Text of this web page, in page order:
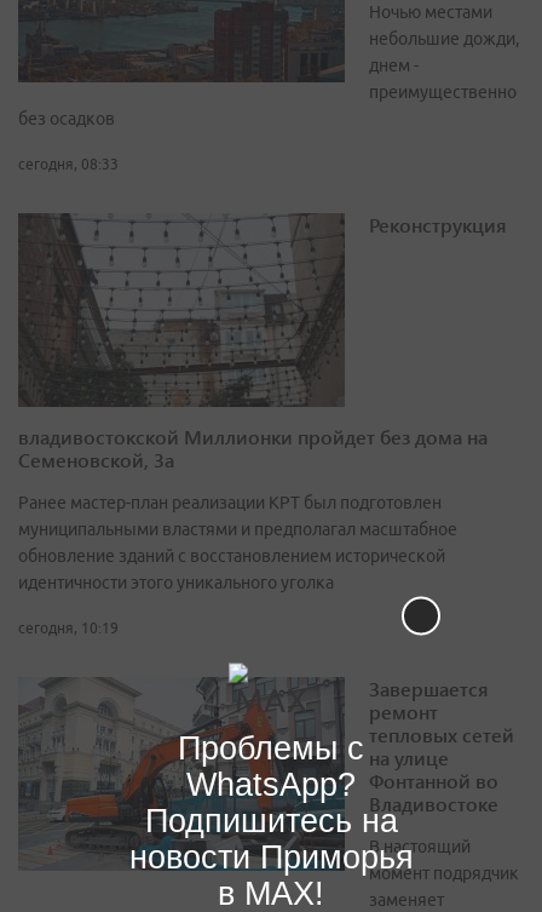
Ночью местами
небольшие дожди,
днем -
преимущественно
без осадков
сегодня, 08:33
Реконструкция
владивостокской Миллионки пройдет без дома на
Семеновской, 3а
Ранее мастер-план реализации КРТ был подготовлен
муниципальными властями и предполагал масштабное
обновление зданий с восстановлением исторической
идентичности этого уникального уголка
сегодня, 10:19
Завершается
ремонт
тепловых сетей
на улице
Фонтанной во
Владивостоке
В настоящий
момент подрядчик
заменяет
Проблемы с
WhatsApp?
Подпишитесь на
новости Приморья
в MAX!